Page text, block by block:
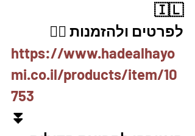
🇮🇱
לפרטים ולהזמנות 👇🏼
https://www.hadealhayo
mi.co.il/products/item/10
753
⏬